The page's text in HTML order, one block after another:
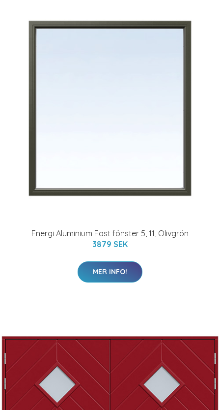
Energi Aluminium Fast fönster 5, 11, Olivgrön
3879 SEK
MER INFO!